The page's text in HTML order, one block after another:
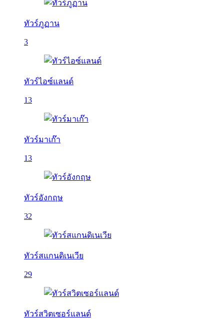
ทัวร์ภูฏาน
3
ทัวร์ไอซ์แลนด์
13
ทัวร์มาเก๊า
13
ทัวร์อังกฤษ
32
ทัวร์สแกนดิเนเวีย
29
ทัวร์สวิตเซอร์แลนด์